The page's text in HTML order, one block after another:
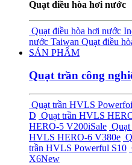
Quạt điều hòa hơi nước
Quạt điều hòa hơi nước
nước Taiwan Quạt điều
SẢN PHẨM
Quạt trần công
Quạt trần HVLS
D Quạt trần HVLS
HERO-5 V200iSale
HVLS HERO-6 V380e
trần HVLS Powerful S10
X6New